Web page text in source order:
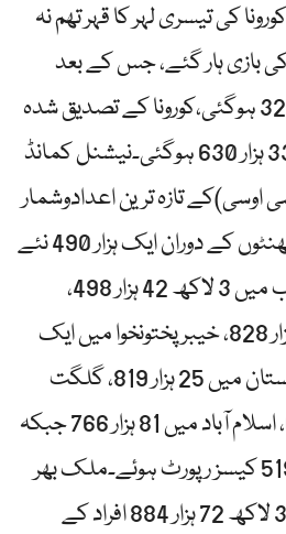
کی تیسری لہر کا قہر تھم نہ
جان کی بازی ہار گئے، جس کے بعد
اموات کی تعداد 21 ہزار 323 ہوگئی،کورونا کے تصدیق شدہ
کیسز کی تعداد 9 لاکھ 33 ہزار 630 ہوگئی۔نیشنل کمانڈ
اوسی)کے تازہ ترین اعدادوشمار
کے مطابق گذشتہ 24 گھنٹوں کے دوران ایک ہزار 490 نئے
کیسز رپورٹ ہوئے، پنجاب میں 3 لاکھ 42 ہزار 498،
سندھ میں 3 لاکھ 23 ہزار 828، خیبر پختونخوا میں ایک
لاکھ 34 ہزار 558، بلوچستان میں 25 ہزار 819، گلگت
بلتستان میں 5 ہزار 642، اسلام آباد میں 81 ہزار 766 جبکہ
آزاد کشمیر میں 19 ہزار 519 کیسز رپورٹ ہوئے۔ملک بھر
میں اب تک ایک کروڑ 35 لاکھ 72 ہزار 884 افراد کے